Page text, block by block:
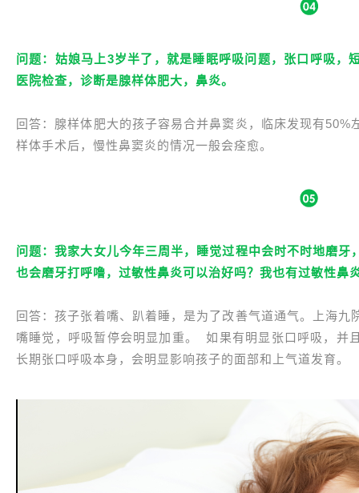
问题：姑娘马上3岁半了，就是睡眠呼吸问题，张口呼吸，
医院检查，诊断是腺样体肥大，鼻炎。
回答：腺样体肥大的孩子容易合并鼻窦炎，临床发现有
样体手术后，慢性鼻窦炎的情况一般会痊愈。
问题：我家大女儿今年三周半，睡觉过程中会时不时地磨
也会磨牙打呼噜，过敏性鼻炎可以治好吗？我也有过敏性鼻
回答：孩子张着嘴、趴着睡，是为了改善气道通气。上海
嘴睡觉，呼吸暂停会明显加重。 如果有明显张口呼吸，并
长期张口呼吸本身，会明显影响孩子的面部和上气道发育。